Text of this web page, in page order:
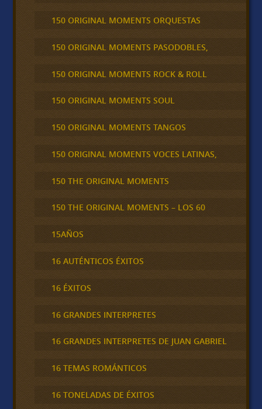
150 ORIGINAL MOMENTS ORQUESTAS
150 ORIGINAL MOMENTS PASODOBLES,
150 ORIGINAL MOMENTS ROCK & ROLL
150 ORIGINAL MOMENTS SOUL
150 ORIGINAL MOMENTS TANGOS
150 ORIGINAL MOMENTS VOCES LATINAS,
150 THE ORIGINAL MOMENTS
150 THE ORIGINAL MOMENTS – LOS 60
15AÑOS
16 AUTÉNTICOS ÉXITOS
16 ÉXITOS
16 GRANDES INTERPRETES
16 GRANDES INTERPRETES DE JUAN GABRIEL
16 TEMAS ROMÁNTICOS
16 TONELADAS DE ÉXITOS